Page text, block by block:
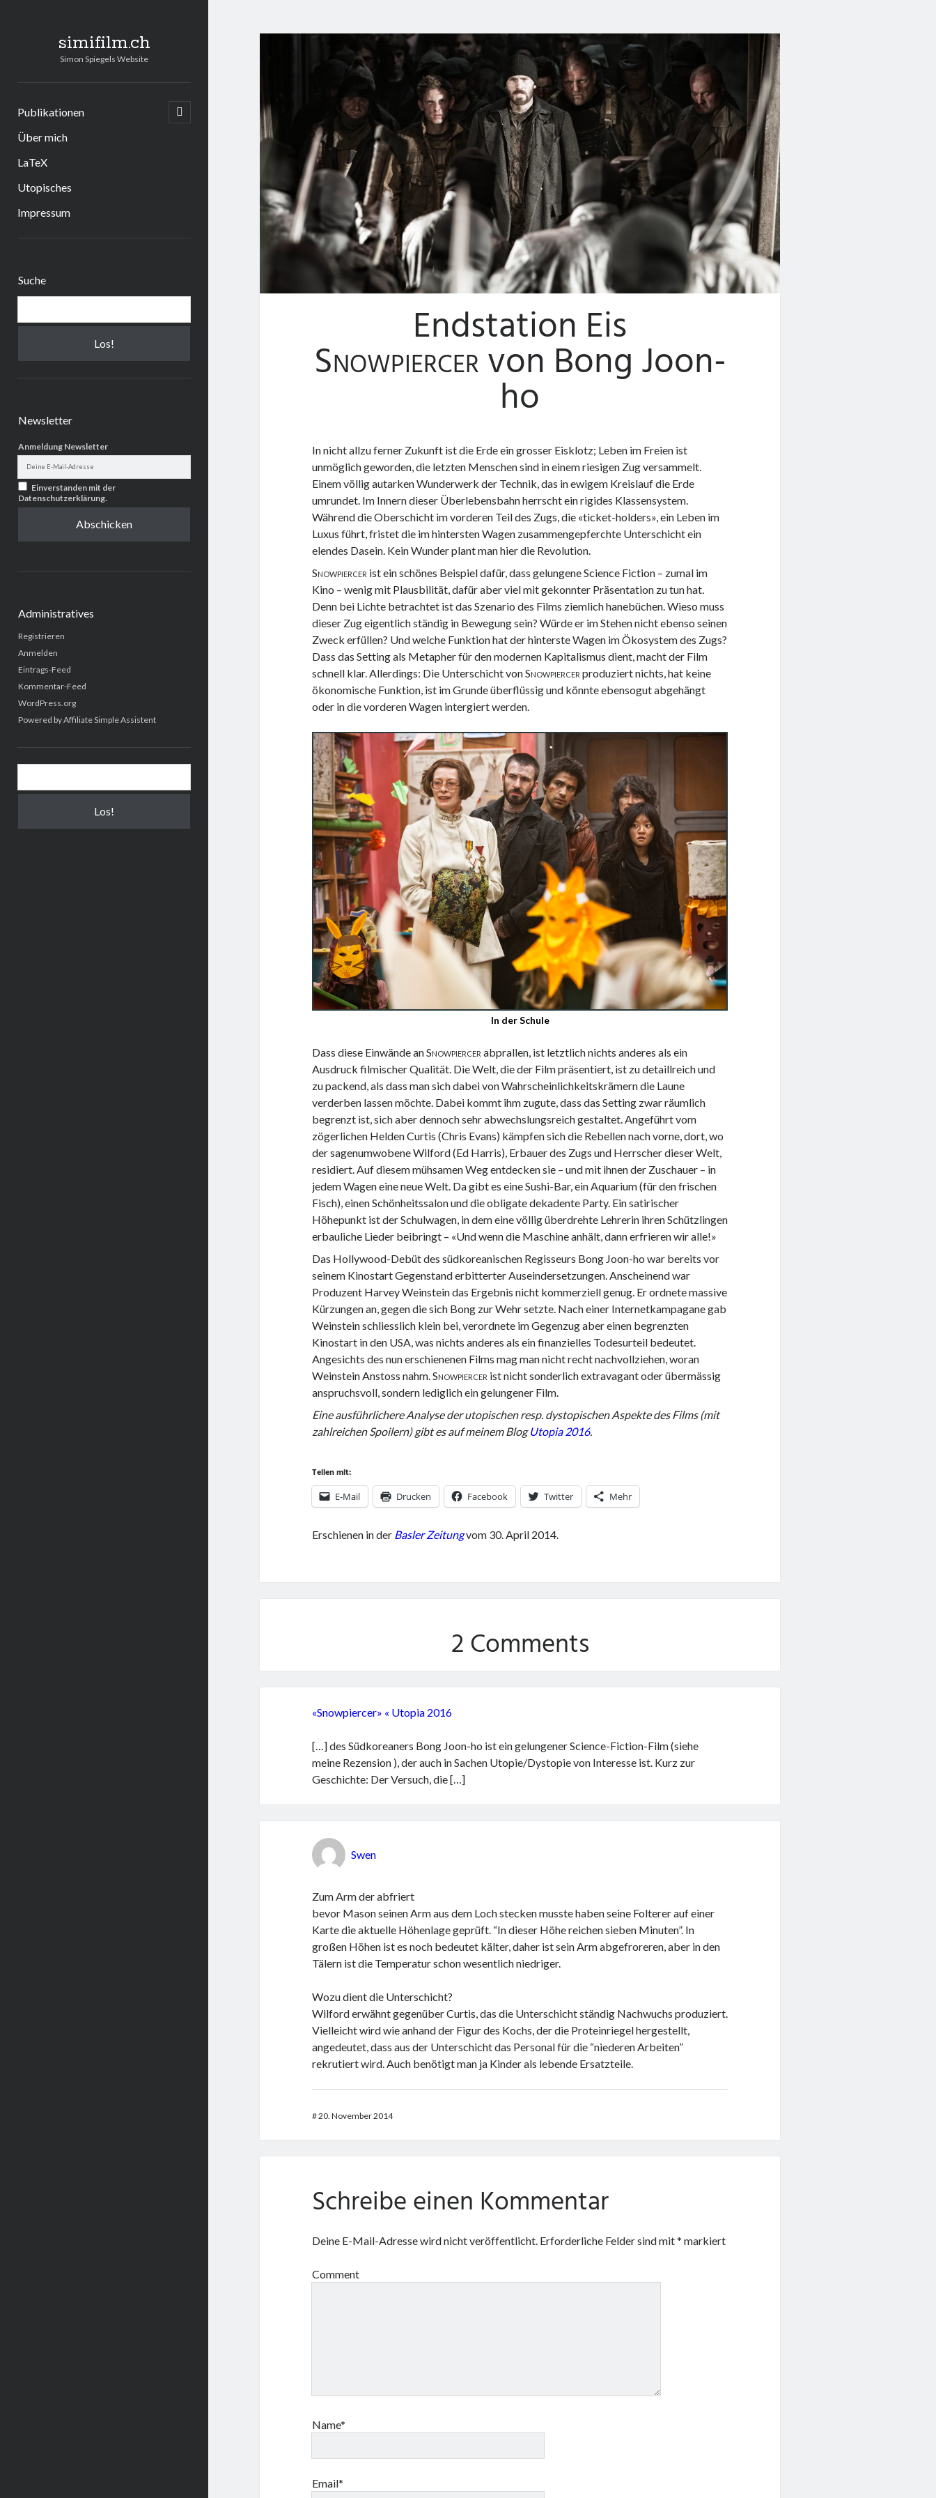
simifilm.ch
Simon Spiegels Website
Publikationen
open
child
Über mich
LaTeX
Utopisches
Impressum
Suche
Newsletter
Anmeldung Newsletter
Einverstanden mit der
Datenschutzerklärung.
Administratives
Registrieren
Anmelden
Eintrags-Feed
Kommentar-Feed
WordPress.org
Powered byAffiliate Simple Assistent
Endstation Eis
Snowpiercervon Bong Joon-
ho
In nicht allzu ferner Zukunft ist die Erde ein grosser Eisklotz; Leben im Freien ist
unmöglich geworden, die letzten Menschen sind in einem riesigen Zug versammelt.
Einem völlig autarken Wunderwerk der Technik, das in ewigem Kreislauf die Erde
umrundet. Im Innern dieser Überlebensbahn herrscht ein rigides Klassensystem.
Während die Oberschicht im vorderen Teil des Zugs, die «ticket-holders», ein Leben im
Luxus führt, fristet die im hintersten Wagen zusammengepferchte Unterschicht ein
elendes Dasein. Kein Wunder plant man hier die Revolution.
Snowpiercer ist ein schönes Beispiel dafür, dass gelungene Science Fiction – zumal im
Kino – wenig mit Plausbilität, dafür aber viel mit gekonnter Präsentation zu tun hat.
Denn bei Lichte betrachtet ist das Szenario des Films ziemlich hanebüchen. Wieso muss
dieser Zug eigentlich ständig in Bewegung sein? Würde er im Stehen nicht ebenso seinen
Zweck erfüllen? Und welche Funktion hat der hinterste Wagen im Ökosystem des Zugs?
Dass das Setting als Metapher für den modernen Kapitalismus dient, macht der Film
schnell klar. Allerdings: Die Unterschicht vonSnowpiercer produziert nichts, hat keine
ökonomische Funktion, ist im Grunde überflüssig und könnte ebensogut abgehängt
oder in die vorderen Wagen intergiert werden.
In der Schule
Dass diese Einwände anSnowpiercer abprallen, ist letztlich nichts anderes als ein
Ausdruck filmischer Qualität. Die Welt, die der Film präsentiert, ist zu detaillreich und
zu packend, als dass man sich dabei von Wahrscheinlichkeitskrämern die Laune
verderben lassen möchte. Dabei kommt ihm zugute, dass das Setting zwar räumlich
begrenzt ist, sich aber dennoch sehr abwechslungsreich gestaltet. Angeführt vom
zögerlichen Helden Curtis (Chris Evans) kämpfen sich die Rebellen nach vorne, dort, wo
der sagenumwobene Wilford (Ed Harris), Erbauer des Zugs und Herrscher dieser Welt,
residiert. Auf diesem mühsamen Weg entdecken sie – und mit ihnen der Zuschauer – in
jedem Wagen eine neue Welt. Da gibt es eine Sushi-Bar, ein Aquarium (für den frischen
Fisch), einen Schönheitssalon und die obligate dekadente Party. Ein satirischer
Höhepunkt ist der Schulwagen, in dem eine völlig überdrehte Lehrerin ihren Schützlingen
erbauliche Lieder beibringt – «Und wenn die Maschine anhält, dann erfrieren wir alle!»
Das Hollywood-Debüt des südkoreanischen Regisseurs Bong Joon-ho war bereits vor
seinem Kinostart Gegenstand erbitterter Auseindersetzungen. Anscheinend war
Produzent Harvey Weinstein das Ergebnis nicht kommerziell genug. Er ordnete massive
Kürzungen an, gegen die sich Bong zur Wehr setzte. Nach einer Internetkampagane gab
Weinstein schliesslich klein bei, verordnete im Gegenzug aber einen begrenzten
Kinostart in den USA, was nichts anderes als ein finanzielles Todesurteil bedeutet.
Angesichts des nun erschienenen Films mag man nicht recht nachvollziehen, woran
Weinstein Anstoss nahm.Snowpiercer ist nicht sonderlich extravagant oder übermässig
anspruchsvoll, sondern lediglich ein gelungener Film.
Eine ausführlichere Analyse der utopischen resp. dystopischen Aspekte des Films (mit
zahlreichen Spoilern) gibt es auf meinem BlogUtopia 2016.
Teilen mit:
E-Mail Drucken Facebook Twitter Mehr
Erschienen in der Basler Zeitungvom 30. April 2014.
2 Comments
«Snowpiercer» « Utopia 2016
[…] des Südkoreaners Bong Joon-ho ist ein gelungener Science-Fiction-Film (siehe
meine Rezension ), der auch in Sachen Utopie/Dystopie von Interesse ist. Kurz zur
Geschichte: Der Versuch, die […]
Swen
Zum Arm der abfriert
bevor Mason seinen Arm aus dem Loch stecken musste haben seine Folterer auf einer
Karte die aktuelle Höhenlage geprüft. “In dieser Höhe reichen sieben Minuten”. In
großen Höhen ist es noch bedeutet kälter, daher ist sein Arm abgefroreren, aber in den
Tälern ist die Temperatur schon wesentlich niedriger.
Wozu dient die Unterschicht?
Wilford erwähnt gegenüber Curtis, das die Unterschicht ständig Nachwuchs produziert.
Vielleicht wird wie anhand der Figur des Kochs, der die Proteinriegel hergestellt,
angedeutet, dass aus der Unterschicht das Personal für die “niederen Arbeiten”
rekrutiert wird. Auch benötigt man ja Kinder als lebende Ersatzteile.
#20. November 2014
Schreibe einen Kommentar
Deine E-Mail-Adresse wird nicht veröffentlicht. Erforderliche Felder sind mit* markiert
Comment
Name*
Email*